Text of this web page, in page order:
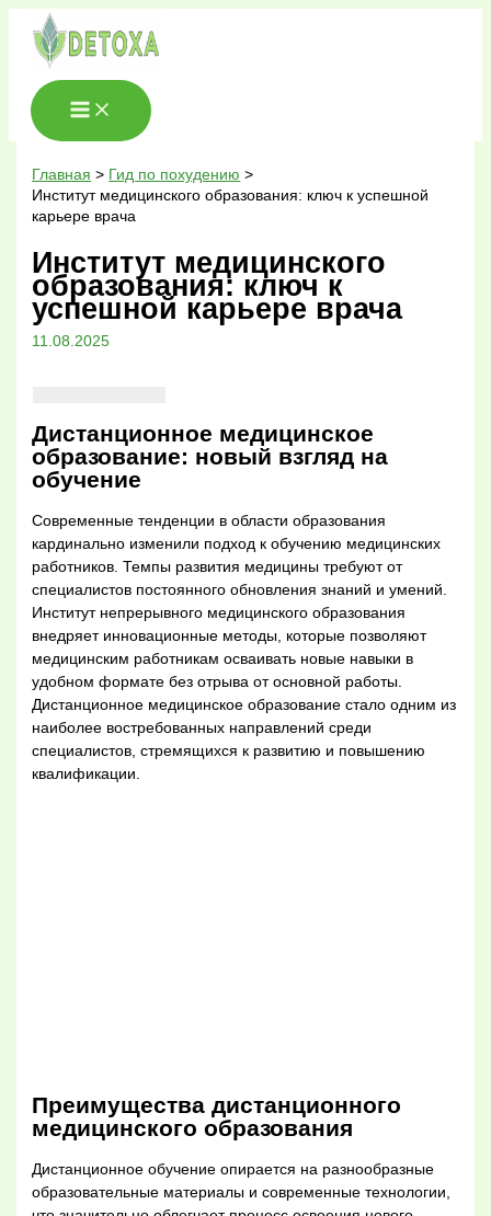
Перейти
содержимому
Главная
Гид по похудению
Институт медицинского образования: ключ к успешной
карьере врача
Институт медицинского
образования: ключ к
успешной карьере врача
11.08.2025
Дистанционное медицинское
образование: новый взгляд на
обучение
Современные тенденции в области образования
кардинально изменили подход к обучению медицинских
работников. Темпы развития медицины требуют от
специалистов постоянного обновления знаний и умений.
Институт непрерывного медицинского образования
внедряет инновационные методы, которые позволяют
медицинским работникам осваивать новые навыки в
удобном формате без отрыва от основной работы.
Дистанционное медицинское образование стало одним из
наиболее востребованных направлений среди
специалистов, стремящихся к развитию и повышению
квалификации.
Преимущества дистанционного
медицинского образования
Дистанционное обучение опирается на разнообразные
образовательные материалы и современные технологии,